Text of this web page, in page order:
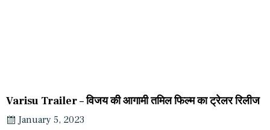
Varisu Trailer – विजय की आगामी तमिल फिल्म का ट्रेलर रिलीज
January 5, 2023